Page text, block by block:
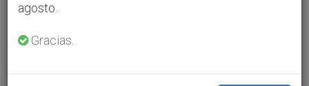
agosto.
Gracias.